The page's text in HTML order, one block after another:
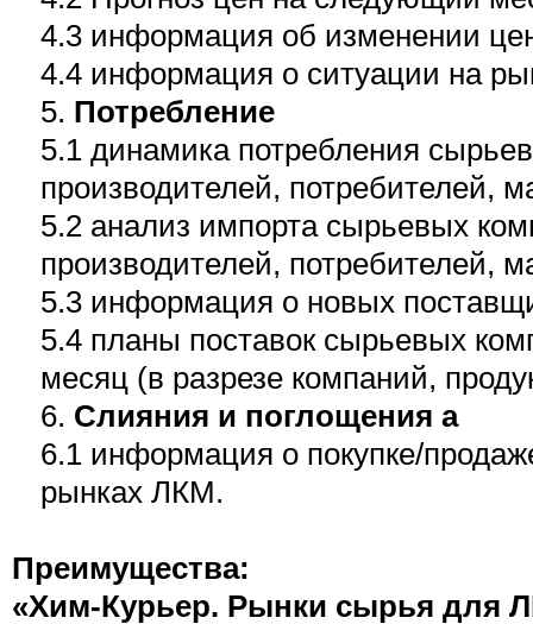
4.3 информация об изменении
4.4 информация о ситуации на
5. Потребление
5.1 динамика потребления
производителей, потребителей,
5.2 анализ импорта сырьевых
производителей, потребителей,
5.3 информация о новых
5.4 планы поставок сырьевых
месяц (в разрезе компаний,
6. Слияния и поглощения а
6.1 информация о покупке/
рынках ЛКМ.
Преимущества:
«Хим-Курьер. Рынки сырья для